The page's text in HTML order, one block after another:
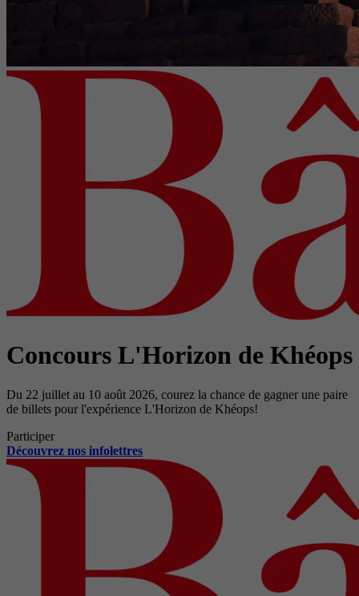
Concours L'Horizon de Khéops
Du 22 juillet au 10 août 2026, courez la chance de gagner une paire
de billets pour l'expérience L'Horizon de Khéops!
Participer
Découvrez nos infolettres